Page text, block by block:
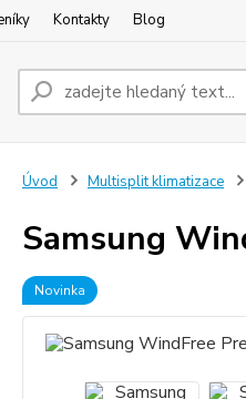
Kontakty Blog
Úvod Multisplit klimatizace
Samsung
Novinka